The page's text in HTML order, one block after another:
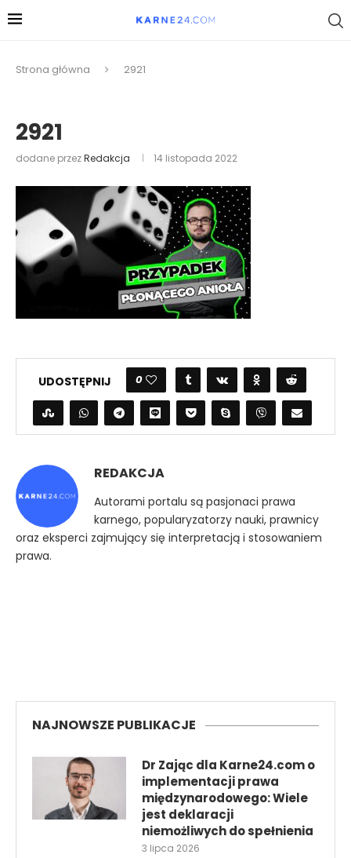
Strona główna 2921
2921
dodane przezRedakcja 14 listopada 2022
UDOSTĘPNIJ 0
REDAKCJA
Autorami portalu są pasjonaci prawa
karnego, popularyzatorzy nauki, prawnicy
oraz eksperci zajmujący się interpretacją i stosowaniem
prawa.
NAJNOWSZE PUBLIKACJE
Dr Zając dla Karne24.com o
implementacji prawa
międzynarodowego: Wiele
jest deklaracji
niemożliwych do spełnienia
3 lipca 2026